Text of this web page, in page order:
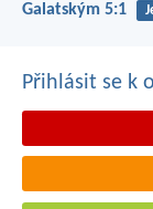
Galatským 5:1
Přihlásit se k